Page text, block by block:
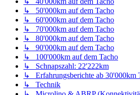
↳ 50'000km auf dem Tacho
↳ 60'000km auf dem Tacho
↳ 70'000km auf dem Tacho
↳ 80'000km auf dem Tacho
↳ 90'000km auf dem Tacho
↳ 100'000km auf dem Tacho
↳ Schnapszahl: 22'222km
↳ Erfahrungsberichte ab 30'000km
↳ Technik